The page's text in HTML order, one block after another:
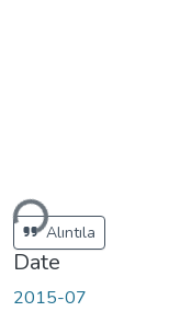
Alıntıla
Date
2015-07